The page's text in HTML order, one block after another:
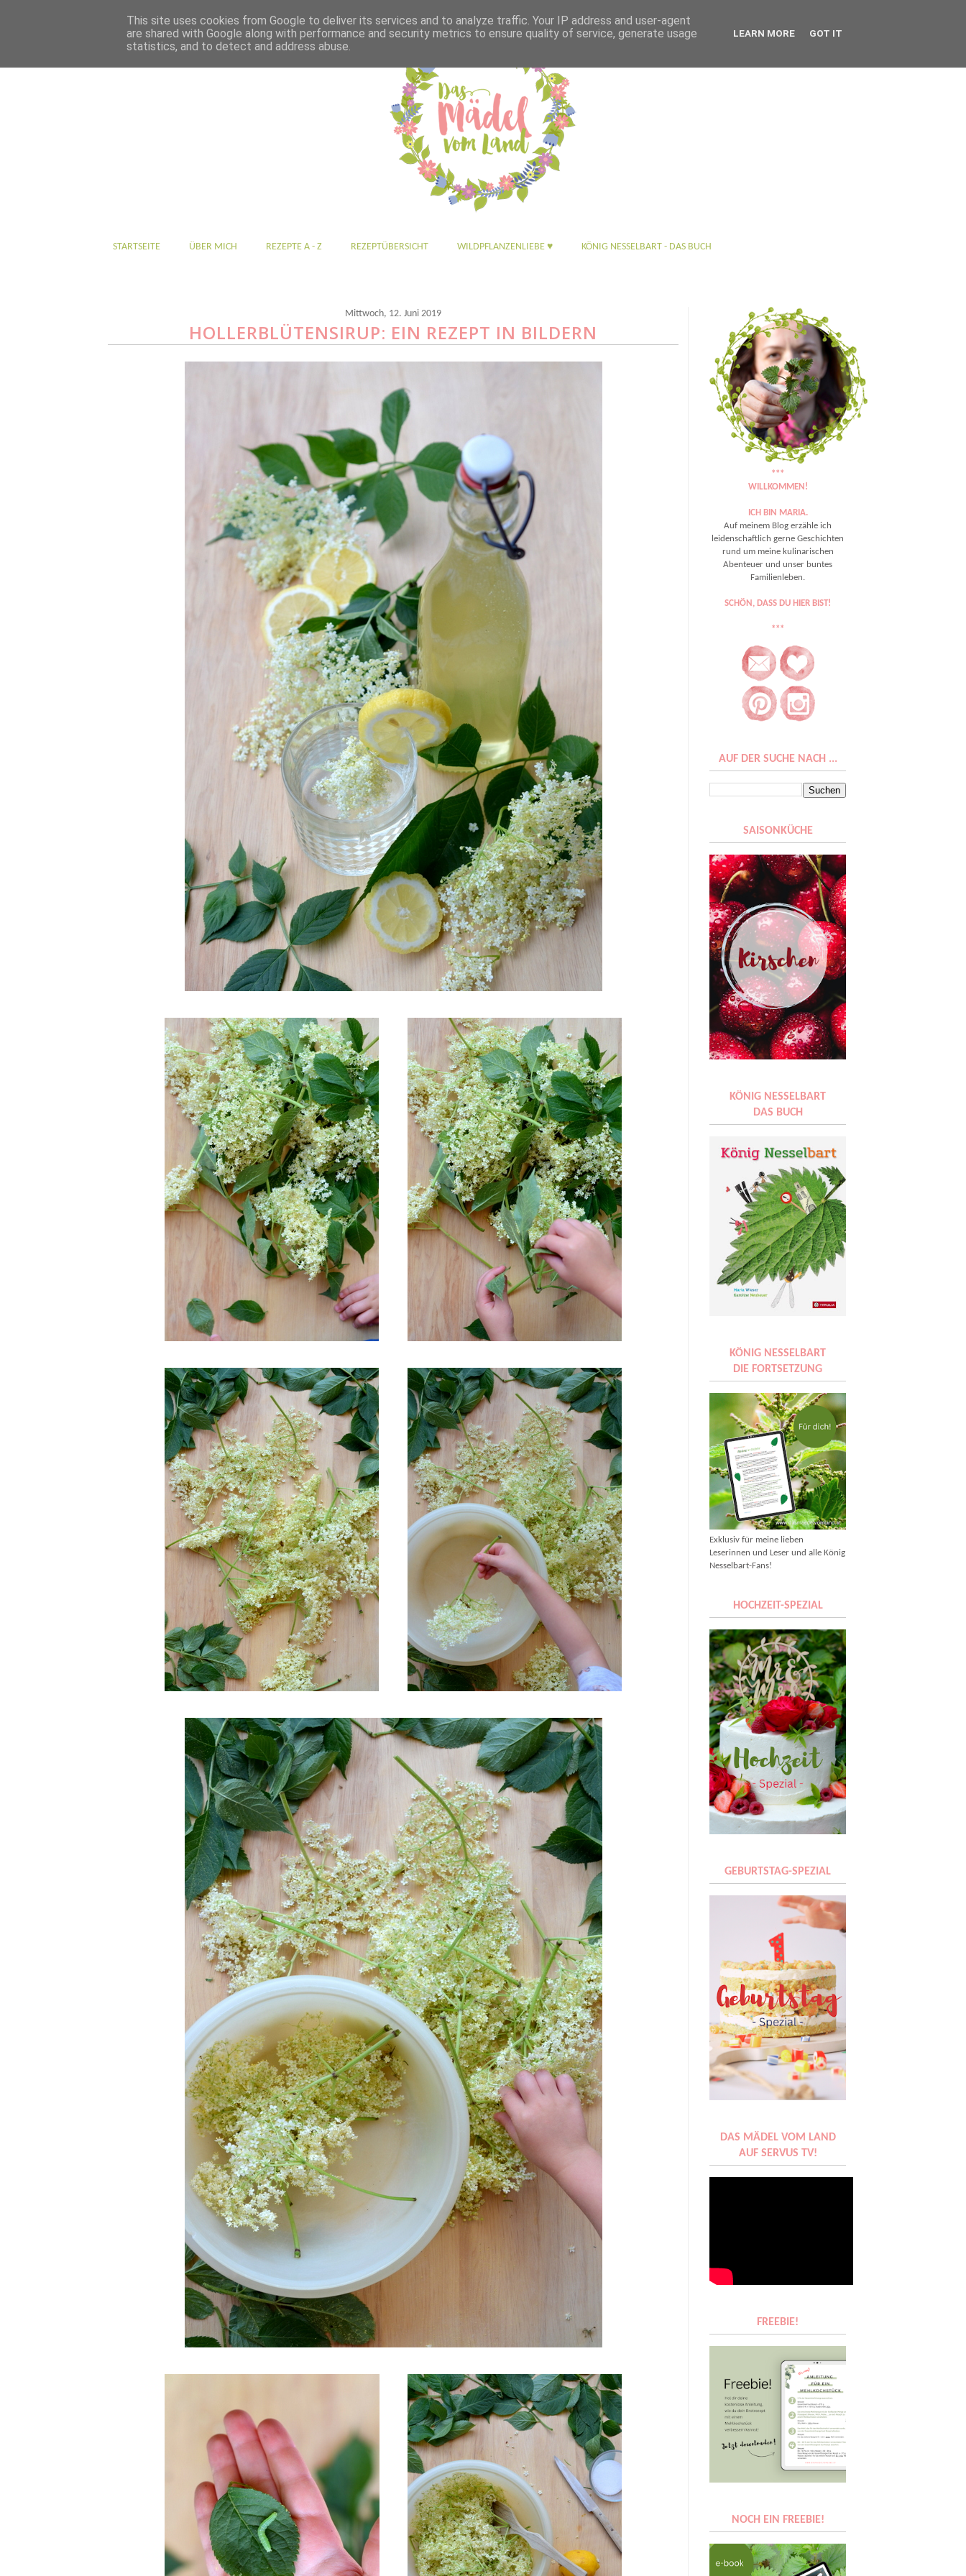
STARTSEITE ÜBER MICH REZEPTE A - Z REZEPTÜBERSICHT WILDPFLANZENLIEBE ♥ KÖNIG NESSELBART - DAS BUCH
Mittwoch, 12. Juni 2019
HOLLERBLÜTENSIRUP: EIN REZEPT IN BILDERN
***
WILLKOMMEN!
ICH BIN MARIA.
Auf meinem Blog erzähle ich
leidenschaftlich gerne Geschichten
rund um meine kulinarischen
Abenteuer und unser buntes
Familienleben.
SCHÖN, DASS DU HIER BIST!
***
AUF DER SUCHE NACH ...
SAISONKÜCHE
KÖNIG NESSELBART
DAS BUCH
KÖNIG NESSELBART
DIE FORTSETZUNG
Exklusiv für meine lieben
Leserinnen und Leser und alle König
Nesselbart-Fans!
HOCHZEIT-SPEZIAL
GEBURTSTAG-SPEZIAL
DAS MÄDEL VOM LAND
AUF SERVUS TV!
FREEBIE!
NOCH EIN FREEBIE!
This site uses cookies from Google to deliver its services and to analyze traffic. Your IP address and user-agent
are shared with Google along with performance and security metrics to ensure quality of service, generate usage
statistics, and to detect and address abuse.
LEARN MORE GOT IT